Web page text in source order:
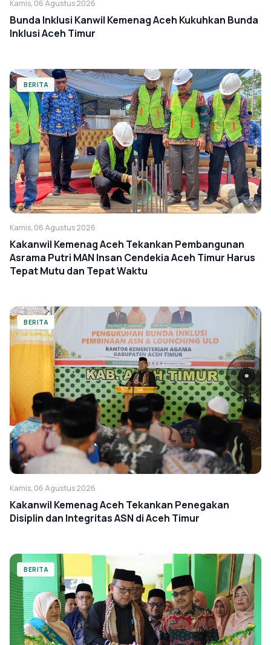
Kamis, 06 Agustus 2026
Bunda Inklusi Kanwil Kemenag Aceh Kukuhkan Bunda
Inklusi Aceh Timur
BERITA
Kamis, 06 Agustus 2026
Kakanwil Kemenag Aceh Tekankan Pembangunan
Asrama Putri MAN Insan Cendekia Aceh Timur Harus
Tepat Mutu dan Tepat Waktu
BERITA
Kamis, 06 Agustus 2026
Kakanwil Kemenag Aceh Tekankan Penegakan
Disiplin dan Integritas ASN di Aceh Timur
BERITA